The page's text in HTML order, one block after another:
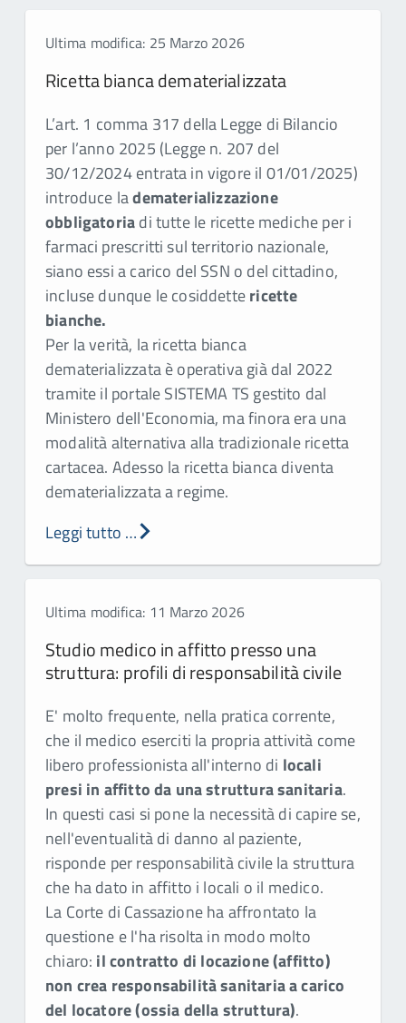
Ultima modifica: 25 Marzo 2026
Ricetta bianca dematerializzata
L’art. 1 comma 317 della Legge di Bilancio
per l’anno 2025 (Legge n. 207 del
30/12/2024 entrata in vigore il 01/01/2025)
introduce ladematerializzazione
obbligatoriadi tutte le ricette mediche per i
farmaci prescritti sul territorio nazionale,
siano essi a carico del SSN o del cittadino,
incluse dunque le cosiddettericette
bianche.
Per la verità, la ricetta bianca
dematerializzata è operativa già dal 2022
tramite il portale SISTEMA TS gestito dal
Ministero dell'Economia, ma finora era una
modalità alternativa alla tradizionale ricetta
cartacea. Adesso la ricetta bianca diventa
dematerializzata a regime.
Leggi tutto …
Ultima modifica: 11 Marzo 2026
Studio medico in affitto presso una
struttura: profili di responsabilità civile
E' molto frequente, nella pratica corrente,
che il medico eserciti la propria attività come
libero professionista all'interno di locali
presi in affitto da una struttura sanitaria.
In questi casi si pone la necessità di capire se,
nell'eventualità di danno al paziente,
risponde per responsabilità civile la struttura
che ha dato in affitto i locali o il medico.
La Corte di Cassazione ha affrontato la
questione e l'ha risolta in modo molto
chiaro: il contratto di locazione (affitto)
non crea responsabilità sanitaria a carico
del locatore (ossia della struttura).